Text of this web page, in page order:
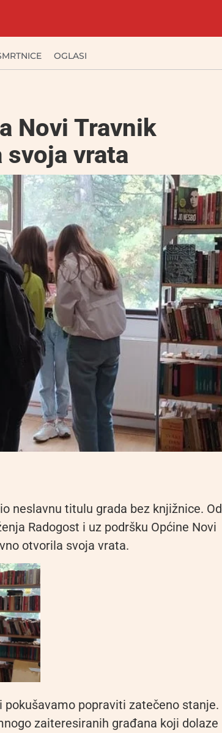
OGLASI
Novi Travnik
vrata
neslavnu titulu grada bez knjižnice. Od
Radogost i uz podršku Općine Novi
otvorila svoja vrata.
pokušavamo popraviti zatečeno stanje.
zaiteresiranih građana koji dolaze